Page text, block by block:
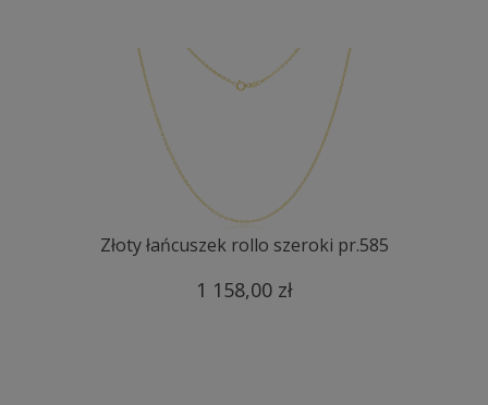
Złoty łańcuszek rollo szeroki pr.585
1 158,00 zł